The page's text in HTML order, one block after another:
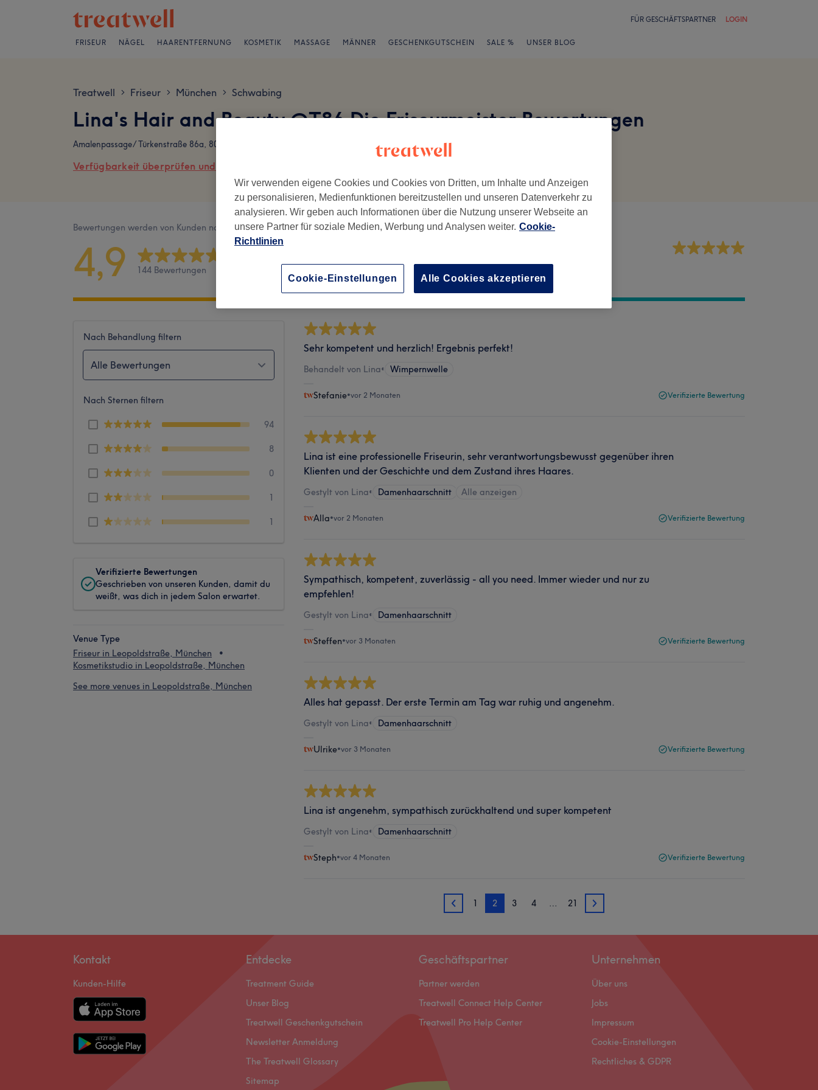
FÜR GESCHÄFTSPARTNER LOGIN
FRISEUR NÄGEL HAARENTFERNUNG KOSMETIK MASSAGE MÄNNER GESCHENKGUTSCHEIN SALE % UNSER BLOG
Treatwell > Friseur > München > Schwabing
Lina's Hair and Beauty @T86 Die Friseurmeister Bewertungen
Amalenpassage/ Türkenstraße 86a, 80799 München, Bayern Germany, 80799 München
Verfügbarkeit überprüfen und online buchen
Bewertungen werden von Kunden nach ihrem Besuch geschrieben.
4,9 144 Bewertungen Sauberkeit
Nach Behandlung filtern
Alle Bewertungen
Nach Sternen filtern
94
8
0
1
1
Verifizierte Bewertungen
Geschrieben von unseren Kunden, damit du
weißt, was dich in jedem Salon erwartet.
Venue Type
Friseur in Leopoldstraße, München
Kosmetikstudio in Leopoldstraße, München
See more venues in Leopoldstraße, München
Sehr kompetent und herzlich! Ergebnis perfekt!
Behandelt von Lina• Wimpernwelle
Stefanie•vor 2 Monaten Verifizierte Bewertung
Lina ist eine professionelle Friseurin, sehr verantwortungsbewusst gegenüber ihren
Klienten und der Geschichte und dem Zustand ihres Haares.
Gestylt von Lina• Damenhaarschnitt Alle anzeigen
Alla•vor 2 Monaten Verifizierte Bewertung
Sympathisch, kompetent, zuverlässig - all you need. Immer wieder und nur zu
empfehlen!
Gestylt von Lina• Damenhaarschnitt
Steffen•vor 3 Monaten Verifizierte Bewertung
Alles hat gepasst. Der erste Termin am Tag war ruhig und angenehm.
Gestylt von Lina• Damenhaarschnitt
Ulrike•vor 3 Monaten Verifizierte Bewertung
Lina ist angenehm, sympathisch zurückhaltend und super kompetent
Gestylt von Lina• Damenhaarschnitt
Steph•vor 4 Monaten Verifizierte Bewertung
1 1 2 3 4 … 21 3
Kontakt
Kunden-Hilfe
Entdecke
Treatment Guide
Unser Blog
Treatwell Geschenkgutschein
Newsletter Anmeldung
The Treatwell Glossary
Sitemap
Geschäftspartner
Partner werden
Treatwell Connect Help Center
Treatwell Pro Help Center
Unternehmen
Über uns
Jobs
Impressum
Cookie-Einstellungen
Rechtliches & GDPR
Wir verwenden eigene Cookies und Cookies von Dritten, um Inhalte und Anzeigen
zu personalisieren, Medienfunktionen bereitzustellen und unseren Datenverkehr zu
analysieren. Wir geben auch Informationen über die Nutzung unserer Webseite an
unsere Partner für soziale Medien, Werbung und Analysen weiter. Cookie-
Richtlinien
Cookie-Einstellungen Alle Cookies akzeptieren